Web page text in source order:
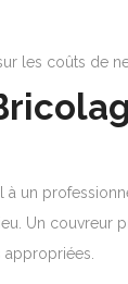
les coûts de
un
Un